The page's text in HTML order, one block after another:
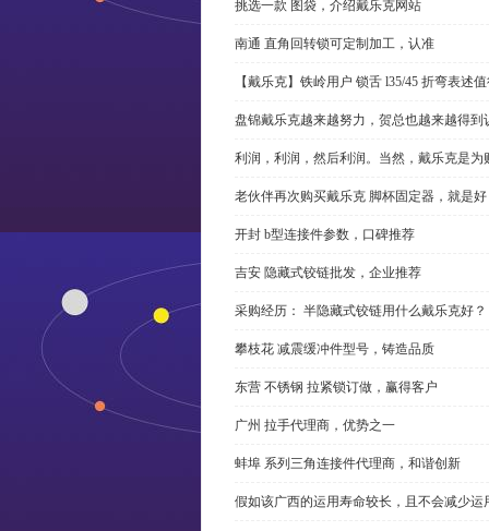
挑选一款 图袋，介绍戴乐克网站
南通 直角回转锁可定制加工，认准
【戴乐克】铁岭用户 锁舌 l35/45 折弯表述
盘锦戴乐克越来越努力，贺总也越来越得到
利润，利润，然后利润。当然，戴乐克是为
老伙伴再次购买戴乐克 脚杯固定器，就是
开封 b型连接件参数，口碑推荐
吉安 隐藏式铰链批发，企业推荐
采购经历： 半隐藏式铰链用什么戴乐克好？
攀枝花 减震缓冲件型号，铸造品质
东营 不锈钢 拉紧锁订做，赢得客户
广州 拉手代理商，优势之一
蚌埠 系列三角连接件代理商，和谐创新
假如该广西的运用寿命较长，且不会减少